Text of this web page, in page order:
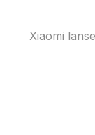
Xiaomi